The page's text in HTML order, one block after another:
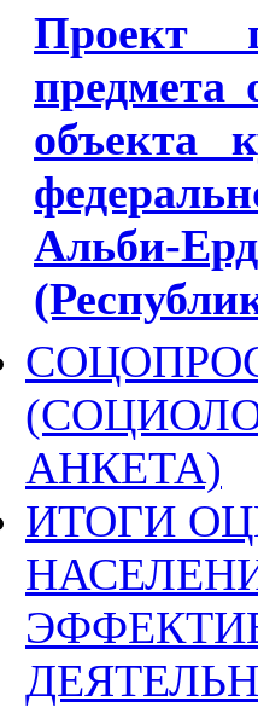
Проект
предмета
объекта
Альби-
АНКЕТА)
ИТОГИ